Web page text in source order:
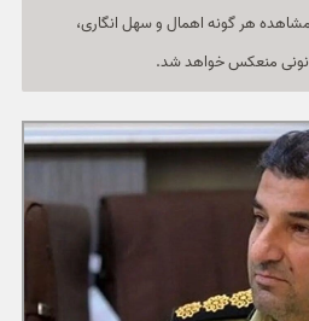
و فرهنگ
ورزشی
حوادث
سبک زندگی
هر گونه اهمال و سهل انگاری،
منعکس خواهد شد.